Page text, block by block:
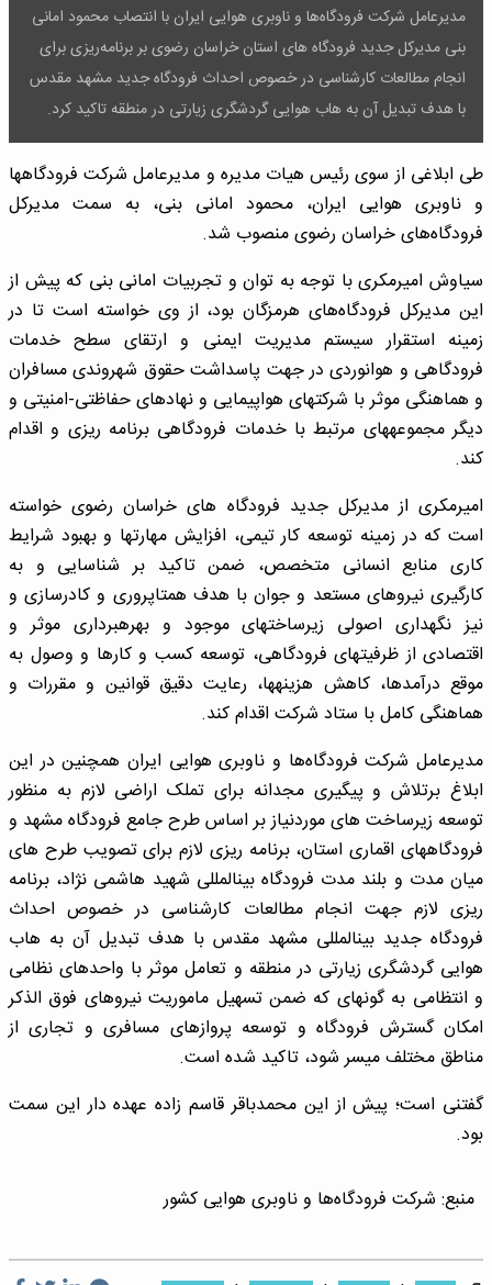
مدیرعامل شرکت فرودگاه‌ها و ناوبری هوایی ایران با انتصاب محمود امانی
بنی مدیرکل جدید فرودگاه های استان خراسان رضوی بر برنامه‌ریزی برای
انجام مطالعات کارشناسی در خصوص احداث فرودگاه جدید مشهد مقدس
با هدف تبدیل آن به هاب هوایی گردشگری زیارتی در منطقه تاکید کرد.
طی ابلاغی از سوی رئیس هیات مدیره و مدیرعامل شرکت فرودگاه‎ها
و ناوبری هوایی ایران، محمود امانی بنی، به سمت مدیرکل
فرودگاه‌های خراسان رضوی منصوب شد.
سیاوش امیرمکری با توجه به توان و تجربیات امانی بنی که پیش از
این مدیرکل فرودگاه‌های هرمزگان بود، از وی خواسته است تا در
زمینه استقرار سیستم مدیریت ایمنی و ارتقای سطح خدمات
فرودگاهی و هوانوردی در جهت پاسداشت حقوق شهروندی مسافران
و هماهنگی موثر با شرکت‎های هواپیمایی و نهادهای حفاظتی-امنیتی و
دیگر مجموعه‎های مرتبط با خدمات فرودگاهی برنامه ریزی و اقدام
کند.
امیرمکری از مدیرکل جدید فرودگاه های خراسان رضوی خواسته
است که در زمینه توسعه کار تیمی، افزایش مهارت‎ها و بهبود شرایط
کاری منابع انسانی متخصص، ضمن تاکید بر شناسایی و به
کارگیری نیروهای مستعد و جوان با هدف همتاپروری و کادرسازی و
نیز نگهداری اصولی زیرساخت‎های موجود و بهره‎برداری موثر و
اقتصادی از ظرفیت‎های فرودگاهی، توسعه کسب و کارها و وصول به
موقع درآمدها، کاهش هزینه‎ها، رعایت دقیق قوانین و مقررات و
هماهنگی کامل با ستاد شرکت اقدام کند.
مدیرعامل شرکت فرودگاه‌ها و ناوبری هوایی ایران همچنین در این
ابلاغ برتلاش و پیگیری مجدانه برای تملک اراضی لازم به منظور
توسعه زیرساخت های موردنیاز بر اساس طرح جامع فرودگاه مشهد و
فرودگاههای اقماری استان، برنامه ریزی لازم برای تصویب طرح های
میان مدت و بلند مدت فرودگاه بینالمللی شهید هاشمی نژاد، برنامه
ریزی لازم جهت انجام مطالعات کارشناسی در خصوص احداث
فرودگاه جدید بینالمللی مشهد مقدس با هدف تبدیل آن به هاب
هوایی گردشگری زیارتی در منطقه و تعامل موثر با واحدهای نظامی
و انتظامی به گونهای که ضمن تسهیل ماموریت نیروهای فوق الذکر
امکان گسترش فرودگاه و توسعه پروازهای مسافری و تجاری از
مناطق مختلف میسر شود، تاکید شده است.
گفتنی است؛ پیش از این محمدباقر قاسم زاده عهده دار این سمت
بود.
منبع: شرکت فرودگاه‌ها و ناوبری هوایی کشور